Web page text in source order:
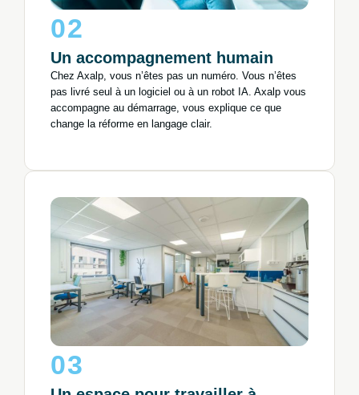
02
Un accompagnement humain
Chez Axalp, vous n’êtes pas un numéro. Vous n’êtes
pas livré seul à un logiciel ou à un robot IA. Axalp vous
accompagne au démarrage, vous explique ce que
change la réforme en langage clair.
03